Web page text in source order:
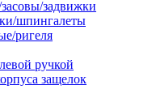
задвижки
шпингалеты
ригеля
ручкой
защелок